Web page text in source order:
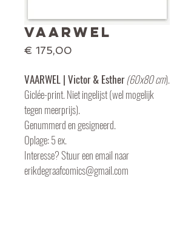
VAARWEL
€ 175,00
VAARWEL | Victor & Esther(60x80 cm).
Giclée-print. Niet ingelijst (wel mogelijk
tegen meerprijs).
Genummerd en gesigneerd.
Oplage: 5 ex.
Interesse? Stuur een email naar
erikdegraafcomics@gmail.com